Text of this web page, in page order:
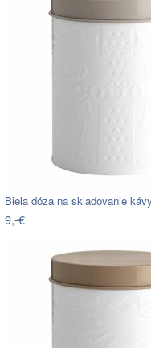
Biela dóza na skladovanie
9,-€